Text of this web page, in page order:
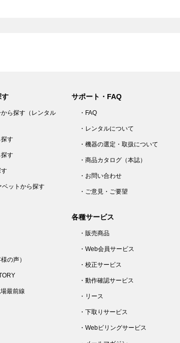
す
から探す（レンタル
探す
探す
す
ベットから探す
の声）
最前線
サポート・FAQ
・FAQ
・レンタルについて
・機器の選定・取扱について
・商品カタログ（本誌）
・お問い合わせ
・ご意見・ご要望
各種サービス
・販売商品
・Web会員サービス
・校正サービス
・動作確認サービス
・リース
・下取りサービス
・Webビリングサービス